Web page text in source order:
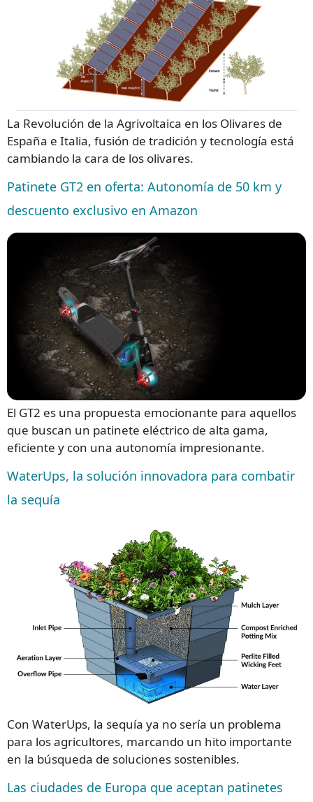
La Revolución de la Agrivoltaica en los Olivares de
España e Italia, fusión de tradición y tecnología está
cambiando la cara de los olivares.
Patinete GT2 en oferta: Autonomía de 50 km y
descuento exclusivo en Amazon
El GT2 es una propuesta emocionante para aquellos
que buscan un patinete eléctrico de alta gama,
eficiente y con una autonomía impresionante.
WaterUps, la solución innovadora para combatir
la sequía
Con WaterUps, la sequía ya no sería un problema
para los agricultores, marcando un hito importante
en la búsqueda de soluciones sostenibles.
Las ciudades de Europa que aceptan patinetes